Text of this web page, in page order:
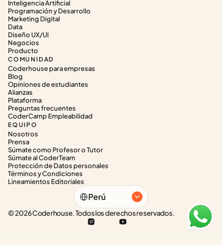
Inteligencia Artificial
Programación y Desarrollo
Marketing Digital
Data
Diseño UX/UI
Negocios
Producto
COMUNIDAD
Coderhouse para empresas
Blog
Opiniones de estudiantes
Alianzas
Plataforma
Preguntas frecuentes
CoderCamp Empleabilidad
EQUIPO
Nosotros
Prensa
Súmate como Profesor o Tutor
Súmate al CoderTeam
Protección de Datos personales
Términos y Condiciones
Lineamientos Editoriales
Select Language
Perú
© 2026 Coderhouse. Todos los derechos reservados.